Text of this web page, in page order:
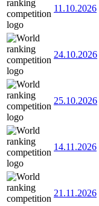
11.10.2026
24.10.2026
25.10.2026
14.11.2026
21.11.2026